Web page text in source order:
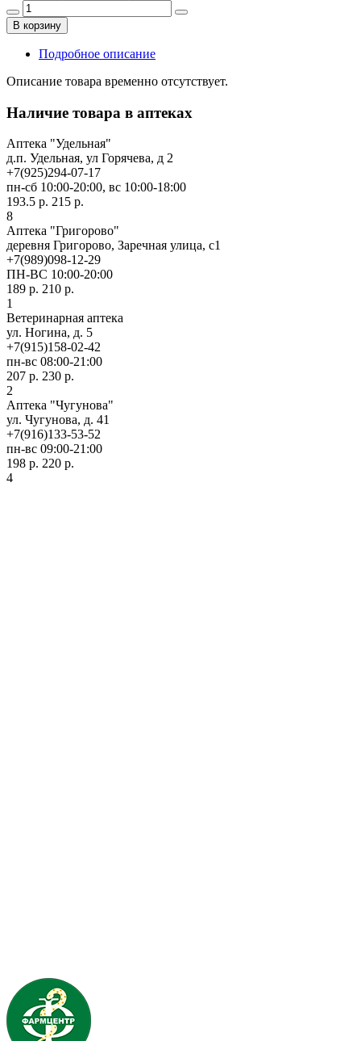
В корзину
Подробное описание
Описание товара временно отсутствует.
Наличие товара в аптеках
Аптека "Удельная"
д.п. Удельная, ул Горячева, д 2
+7(925)294-07-17
пн-сб 10:00-20:00, вс 10:00-18:00
193.5 р. 215 р.
8
Аптека "Григорово"
деревня Григорово, Заречная улица, с1
+7(989)098-12-29
ПН-ВС 10:00-20:00
189 р. 210 р.
1
Ветеринарная аптека
ул. Ногина, д. 5
+7(915)158-02-42
пн-вс 08:00-21:00
207 р. 230 р.
2
Аптека "Чугунова"
ул. Чугунова, д. 41
+7(916)133-53-52
пн-вс 09:00-21:00
198 р. 220 р.
4